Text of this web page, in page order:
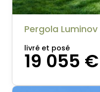
Pergola
livré et posé
19 055